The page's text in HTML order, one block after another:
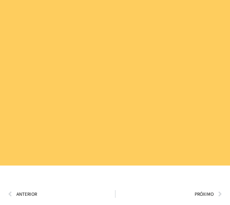
ANTERIOR PRÓXIMO